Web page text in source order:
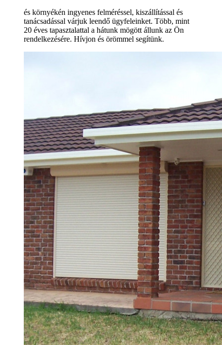
és környékén ingyenes felméréssel, kiszállítással és
tanácsadással várjuk leendő ügyfeleinket. Több, mint
20 éves tapasztalattal a hátunk mögött állunk az Ön
rendelkezésére. Hívjon és örömmel segítünk.